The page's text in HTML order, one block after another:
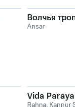
Волчья
Ansar
Vida
Rahna, Kannur